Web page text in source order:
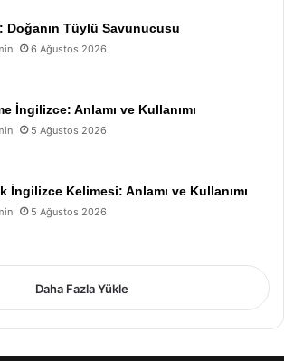
Doğanın Tüylü Savunucusu
6 Ağustos 2026
İngilizce: Anlamı ve Kullanımı
5 Ağustos 2026
İngilizce Kelimesi: Anlamı ve Kullanımı
5 Ağustos 2026
Daha Fazla Yükle